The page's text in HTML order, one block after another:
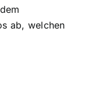
ab, welchen